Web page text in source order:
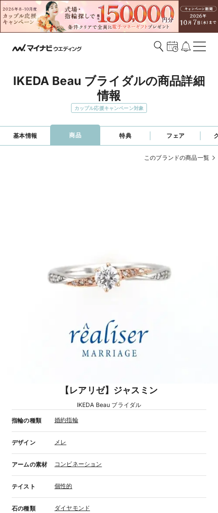
IKEDA Beau ブライダルの商品詳細
情報
カップル応援キャンペーン対象
基本情報 商品 特典 フェア
このブランドの商品一覧
【レアリゼ】ジャスミン
IKEDA Beau ブライダル
指輪の種類 婚約指輪
デザイン メレ
アームの素材 コンビネーション
テイスト 個性的
石の種類 ダイヤモンド